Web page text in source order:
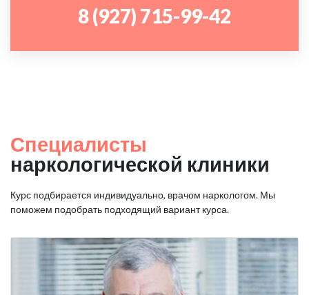
8 (927) 715-99-42
Специалисты
наркологической клиники
Курс подбирается индивидуально, врачом наркологом. Мы
поможем подобрать подходящий вариант курса.